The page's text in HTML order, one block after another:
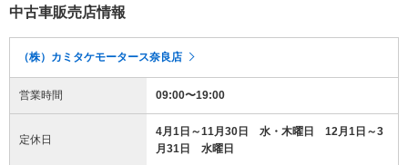
中古車販売店情報
（株）カミタケモータース奈良店
営業時間 09:00〜19:00
定休日
4月1日～11月30日 水・木曜日 12月1日～3
月31日 水曜日